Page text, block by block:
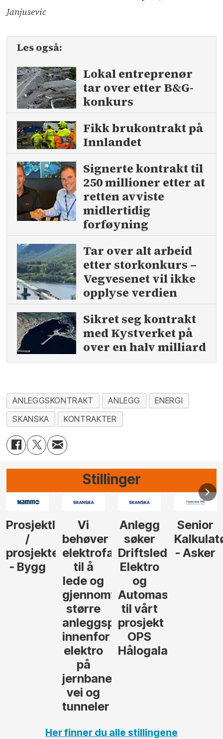
Janjusevic
Les også:
Lokal entreprenør
tar over etter B&G-
konkurs
Fikk brukontrakt på
Innlandet
Signerte kontrakt til
250 millioner etter at
retten avviste
midlertidig
forføyning
Tar over alt arbeid
etter storkonkurs –
Vegvesenet vil ikke
opplyse verdien
Sikret seg kontrakt
med Kystverket på
over en halv milliard
ANLEGGSKONTRAKT ANLEGG
ENERGI
SKANSKA
KONTRAKTER
Stillinger
Anlegg
søker
Driftsleder
Elektro
Automasjon
Hålogalandsvegen
Senior
Kalkulatør
- Asker
Senior
Tilbudsleder
Anlegg
- Oslo
Her finner du alle stillingene